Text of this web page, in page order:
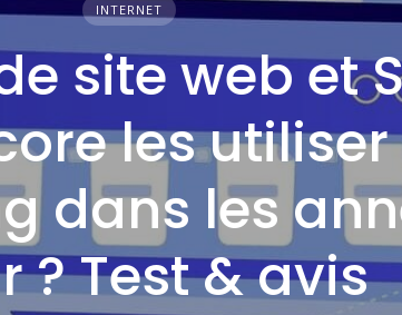
INTERNET
site web et
les
dans les
? Test & avis